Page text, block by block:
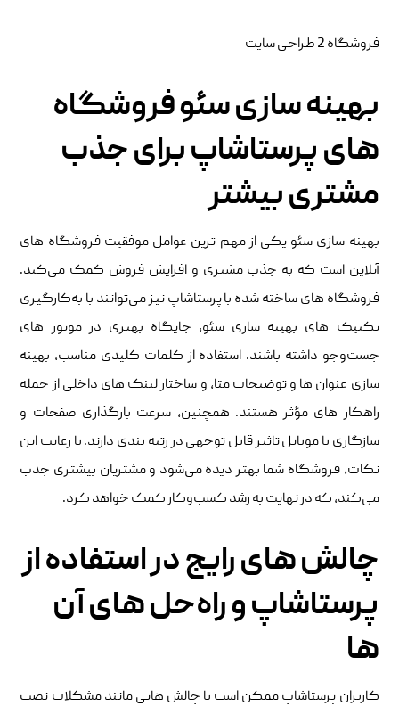
فروشگاه 2 طراحی سایت
بهینه ‌سازی سئو فروشگاه‌
های پرستاشاپ برای جذب
مشتری بیشتر
بهینه ‌سازی سئو یکی از مهم ‌ترین عوامل موفقیت فروشگاه ‌های
آنلاین است که به جذب مشتری و افزایش فروش کمک می‌کند.
فروشگاه‌ های ساخته شده با پرستاشاپ نیز می‌توانند با به‌کارگیری
تکنیک ‌های بهینه‌ سازی سئو، جایگاه بهتری در موتور های
جست‌وجو داشته باشند. استفاده از کلمات کلیدی مناسب، بهینه
‌سازی عنوان ‌ها و توضیحات متا، و ساختار لینک‌ های داخلی از جمله
راهکار های مؤثر هستند. همچنین، سرعت بارگذاری صفحات و
سازگاری با موبایل تاثیر قابل توجهی در رتبه ‌بندی دارند. با رعایت این
نکات، فروشگاه شما بهتر دیده می‌شود و مشتریان بیشتری جذب
می‌کند، که در نهایت به رشد کسب‌وکار کمک خواهد کرد.
چالش ‌های رایج در استفاده از
پرستاشاپ و راه‌حل ‌های آن
‌ها
کاربران پرستاشاپ ممکن است با چالش ‌هایی مانند مشکلات نصب